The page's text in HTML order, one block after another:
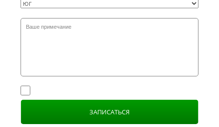
ЗАПИСАТЬСЯ